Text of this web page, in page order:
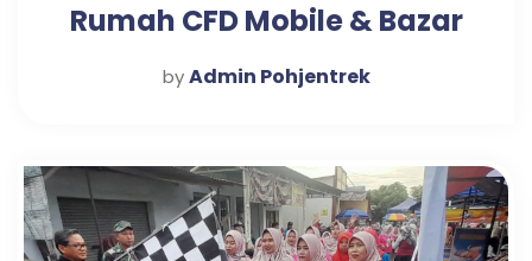
Rumah CFD Mobile & Bazar
UMKM: Meriah dengan
Launching Desa Tematik
by Admin Pohjentrek